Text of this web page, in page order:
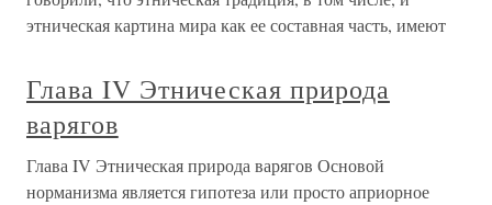
этническая картина мира как ее составная часть, имеют
Глава IV Этническая природа
варягов
Глава IV Этническая природа варягов Основой
норманизма является гипотеза или просто априорное